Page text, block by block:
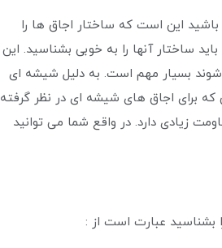
این است که ساختار اجاق ها را
ساختار آنها را به خوبی بشناسید. این
شوند بسیار مهم است. به دلیل شیشه ای
که برای اجاق های شیشه ای در نظر گرفته
زیادی دارد. در واقع شما می توانید
بشناسید عبارت است از :